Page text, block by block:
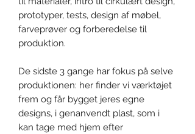
prototyper, tests, design af møbel,
farveprøver og forberedelse til
produktion.
De sidste 3 gange har fokus på selve
produktionen: her finder vi værktøjet
frem og får bygget jeres egne
designs, i genanvendt plast, som i
kan tage med hjem efter